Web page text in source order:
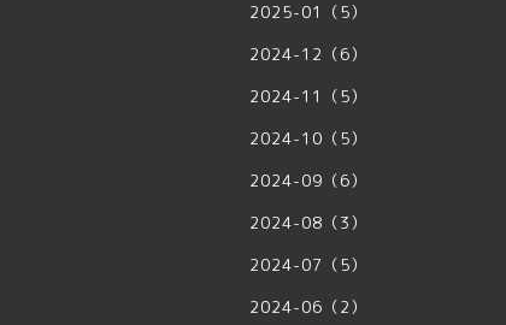
2025-01（5）
2024-12（6）
2024-11（5）
2024-10（5）
2024-09（6）
2024-08（3）
2024-07（5）
2024-06（2）